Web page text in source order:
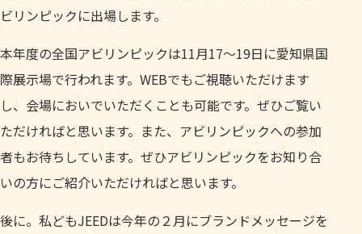
ビリンピックに出場します。
本年度の全国アビリンピックは11月17～19日に愛知県国
際展示場で行われます。WEBでもご視聴いただけます
し、会場においでいただくことも可能です。ぜひご覧い
ただければと思います。また、アビリンピックへの参加
者もお待ちしています。ぜひアビリンピックをお知り合
いの方にご紹介いただければと思います。
後に。私どもJEEDは今年の２月にブランドメッセージを